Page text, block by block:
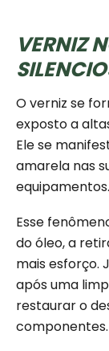
VERNIZ
O verniz se
exposto a
Ele se
amarela nas
equipamentos.
Esse
do óleo, a
mais esforço.
após uma
restaurar o
componentes.